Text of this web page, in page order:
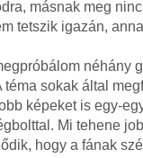
másnak meg
tetszik igazán,
néhány
téma sokak által
képeket is egy-
Mi tehene
hogy a fának